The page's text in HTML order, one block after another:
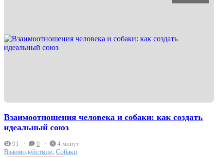
Взаимоотношения человека и собаки: как создать
идеальный союз
91 0 4 минут
Взаимодействие, Собаки